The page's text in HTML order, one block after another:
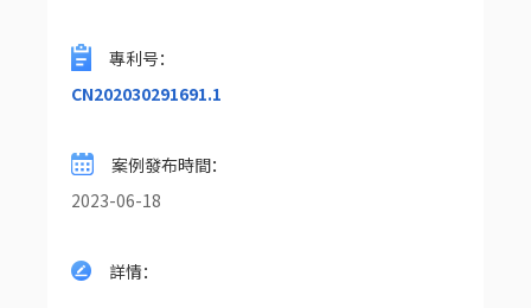
專利号：
CN202030291691.1
案例發布時間：
2023-06-18
詳情：